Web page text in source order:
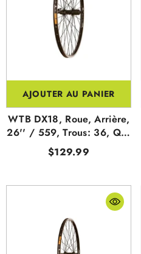
AJOUTER AU PANIER
WTB DX18, Roue, Arrière,
26'' / 559, Trous: 36, QR,
135mm, Sur Jante,
Shimano HG
$129.99